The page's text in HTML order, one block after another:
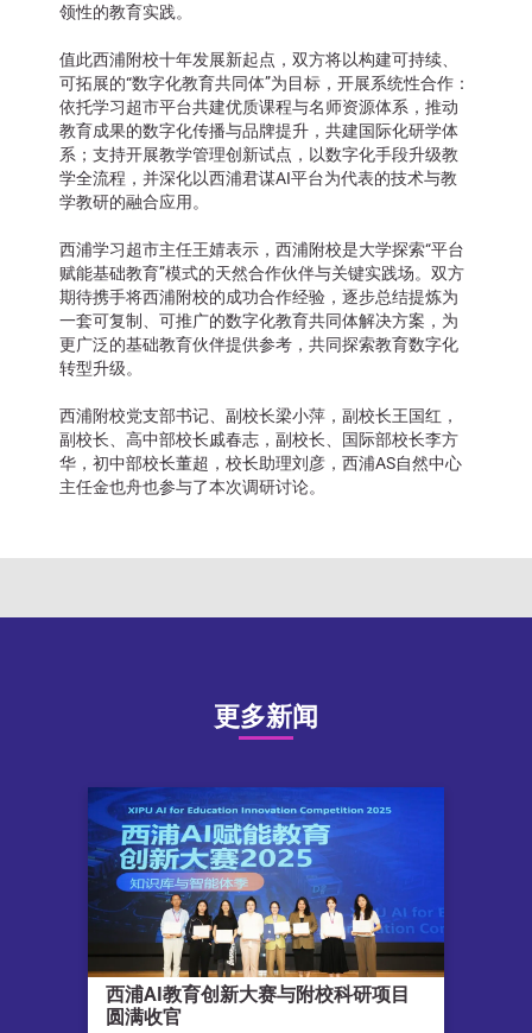
领性的教育实践。
值此西浦附校十年发展新起点，双方将以构建可持续、
可拓展的“数字化教育共同体”为目标，开展系统性合作：
依托学习超市平台共建优质课程与名师资源体系，推动
教育成果的数字化传播与品牌提升，共建国际化研学体
系；支持开展教学管理创新试点，以数字化手段升级教
学全流程，并深化以西浦君谋AI平台为代表的技术与教
学教研的融合应用。
西浦学习超市主任王婧表示，西浦附校是大学探索“平台
赋能基础教育”模式的天然合作伙伴与关键实践场。双方
期待携手将西浦附校的成功合作经验，逐步总结提炼为
一套可复制、可推广的数字化教育共同体解决方案，为
更广泛的基础教育伙伴提供参考，共同探索教育数字化
转型升级。
西浦附校党支部书记、副校长梁小萍，副校长王国红，
副校长、高中部校长戚春志，副校长、国际部校长李方
华，初中部校长董超，校长助理刘彦，西浦AS自然中心
主任金也舟也参与了本次调研讨论。
更多新闻
西浦AI教育创新大赛与附校科研项目
圆满收官